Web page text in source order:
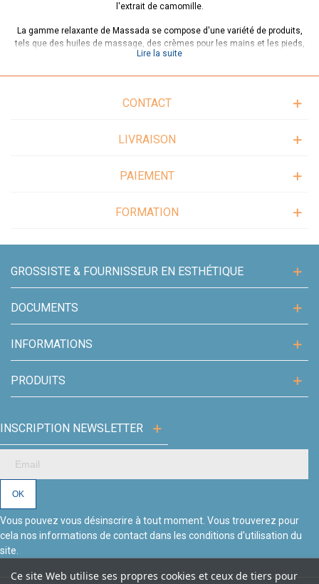
l'extrait de camomille.
La gamme relaxante de Massada se compose d'une variété de produits,
tels que des huiles de massage, des crèmes pour les mains et les pieds,
des lotions corporelles, des gommages, et bien plus encore. Tous ces
Les ingrédients naturels contenus dans ces produits ont des propriétés
propriétés apaisantes et relaxantes, tandis que l'aloe vera a des propriétés
La ligne relaxante de Massada est le choix idéal pour les professionnels de
complète. Les produits sont faciles à utiliser et sont conçus pour être
qualité professionnelle.
Lire la suite
CONTACT
LIVRAISON
PAIEMENT
FORMATION
Ce site Web utilise ses propres cookies et ceux de tiers pour
GROSSISTE & FOURNISSEUR EN ESTHÉTIQUE
DOCUMENTS
INFORMATIONS
PRODUITS
INSCRIPTION NEWSLETTER
Vous pouvez vous désinscrire à tout moment. Vous trouverez pour
cela nos informations de contact dans les conditions d'utilisation du
site.